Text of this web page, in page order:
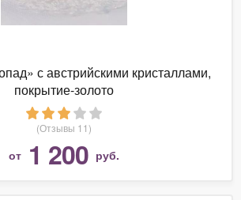
с австрийскими кристаллами,
покрытие-золото
(Отзывы 11)
от 1 200 руб.